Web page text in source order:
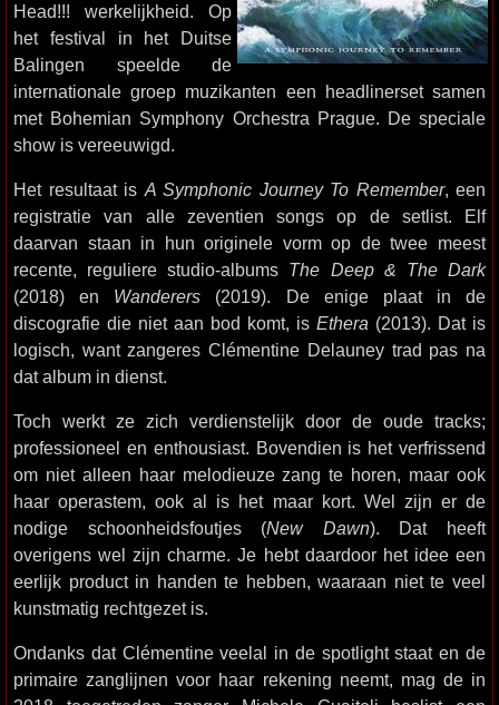
Head!!! werkelijkheid. Op
het festival in het Duitse
Balingen speelde de
internationale groep muzikanten een headlinerset samen
met Bohemian Symphony Orchestra Prague. De speciale
show is vereeuwigd.
Het resultaat is A Symphonic Journey To Remember, een
registratie van alle zeventien songs op de setlist. Elf
daarvan staan in hun originele vorm op de twee meest
recente, reguliere studio-albums The Deep & The Dark
(2018) en Wanderers (2019). De enige plaat in de
discografie die niet aan bod komt, is Ethera (2013). Dat is
logisch, want zangeres Clémentine Delauney trad pas na
dat album in dienst.
Toch werkt ze zich verdienstelijk door de oude tracks;
professioneel en enthousiast. Bovendien is het verfrissend
om niet alleen haar melodieuze zang te horen, maar ook
haar operastem, ook al is het maar kort. Wel zijn er de
nodige schoonheidsfoutjes (New Dawn). Dat heeft
overigens wel zijn charme. Je hebt daardoor het idee een
eerlijk product in handen te hebben, waaraan niet te veel
kunstmatig rechtgezet is.
Ondanks dat Clémentine veelal in de spotlight staat en de
primaire zanglijnen voor haar rekening neemt, mag de in